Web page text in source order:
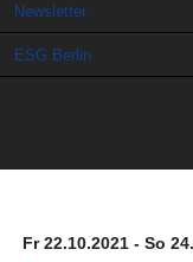
Newsletter
ESG Berlin
Fr 22.10.2021 - So